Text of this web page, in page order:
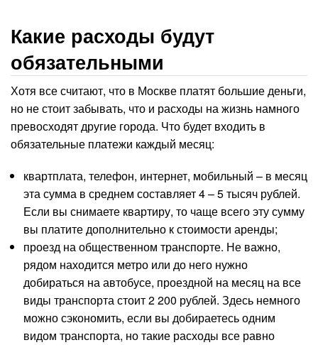
Какие расходы будут
обязательными
Хотя все считают, что в Москве платят большие деньги,
но не стоит забывать, что и расходы на жизнь намного
превосходят другие города. Что будет входить в
обязательные платежи каждый месяц:
квартплата, телефон, интернет, мобильный – в месяц
эта сумма в среднем составляет 4 – 5 тысяч рублей.
Если вы снимаете квартиру, то чаще всего эту сумму
вы платите дополнительно к стоимости аренды;
проезд на общественном транспорте. Не важно,
рядом находится метро или до него нужно
добираться на автобусе, проездной на месяц на все
виды транспорта стоит 2 200 рублей. Здесь немного
можно сэкономить, если вы добираетесь одним
видом транспорта, но такие расходы все равно